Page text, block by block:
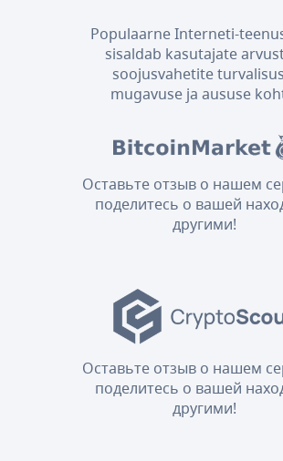
Populaarne Interneti-
sisaldab kasutajate
soojusvahetite
mugavuse ja aususe
Оставьте отзыв о нашем
поделитесь о вашей
другими!
Оставьте отзыв о нашем
поделитесь о вашей
другими!